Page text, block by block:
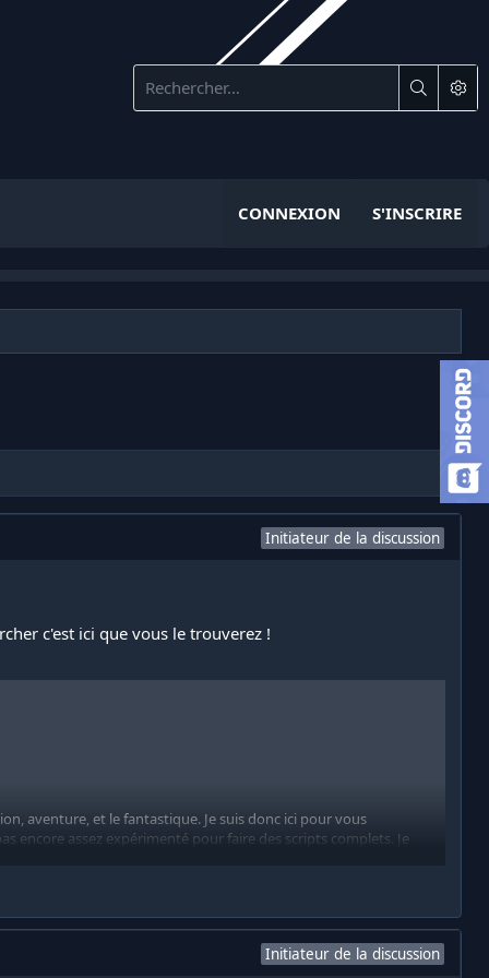
CONNEXION S'INSCRIRE
Initiateur de la discussion
c'est ici que vous le trouverez !
aventure, et le fantastique. Je suis donc ici pour vous
encore assez expérimenté pour faire des scripts complets. Je
Initiateur de la discussion